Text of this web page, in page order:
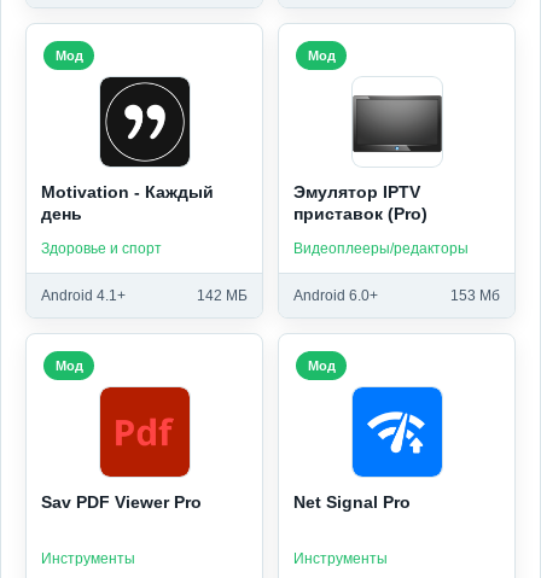
Motivation - Каждый
день
Здоровье и спорт
Android 4.1+ 142 МБ
Мод
Эмулятор IPTV
приставок (Pro)
Видеоплееры/редакторы
Android 6.0+ 153 Мб
Мод
Sav PDF Viewer Pro
Инструменты
Мод
Net Signal Pro
Инструменты
Мод